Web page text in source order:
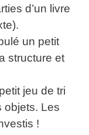
d’un livre
un petit
structure et
jeu de tri
objets. Les
!